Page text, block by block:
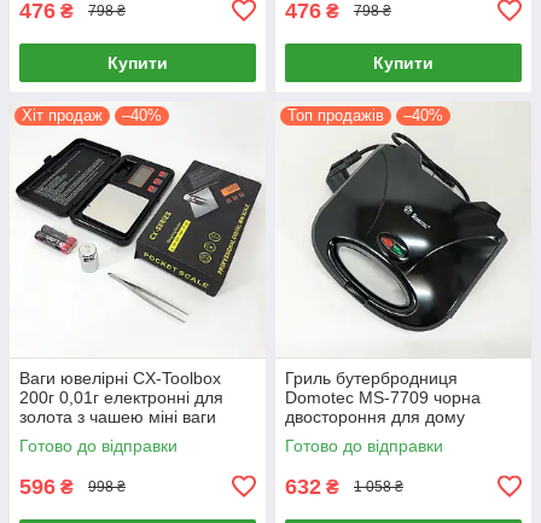
476 ₴ 798 ₴
Купити
476 ₴ 798 ₴
Купити
Хіт продаж –40%
Ваги ювелірні CX-Toolbox
200г 0,01г електронні для
золота з чашею міні ваги
Готово до відправки
596 ₴ 998 ₴
Топ продажів –40%
Гриль бутербродниця
Domotec MS-7709 чорна
двостороння для дому
смаження сендвічів
Готово до відправки
632 ₴ 1 058 ₴